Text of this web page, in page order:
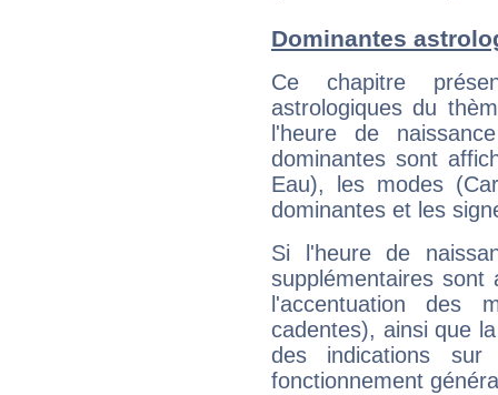
Dominantes
Ce chapitre
astrologiques du
l'heure de
dominantes sont
Eau), les modes
dominantes et les
Si l'heure de
supplémentaires sont
l'accentuation des
cadentes), ainsi que
des indications sur
fonctionnement